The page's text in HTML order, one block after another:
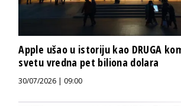
Apple ušao u istoriju kao DRUGA
svetu vredna pet biliona dolara
30/07/2026 | 09:00